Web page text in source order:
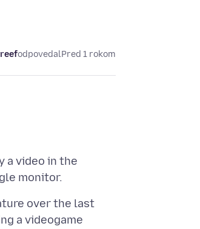
odpovedalPred 1 rokom
a video in the
over the last
a videogame